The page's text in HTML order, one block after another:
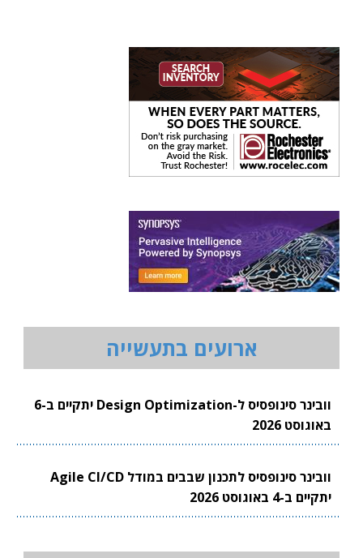
ארועים בתעשייה
וובינר סינופסיס ל-Design Optimization יתקיים ב-6
באוגוסט 2026
וובינר סינופסיס לתכנון שבבים במודל Agile CI/CD
יתקיים ב-4 באוגוסט 2026